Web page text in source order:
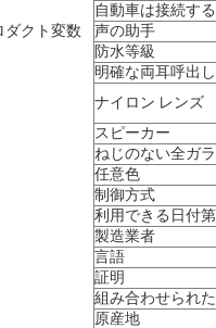
ダクト変数
自動車は接続する
声の助手
防水等級
明確な両耳呼出し
ナイロン レンズ
スピーカー
ねじのない全ガ
任意色
制御方式
利用できる日付第
製造業者
言語
証明
組み合わせられ
原産地